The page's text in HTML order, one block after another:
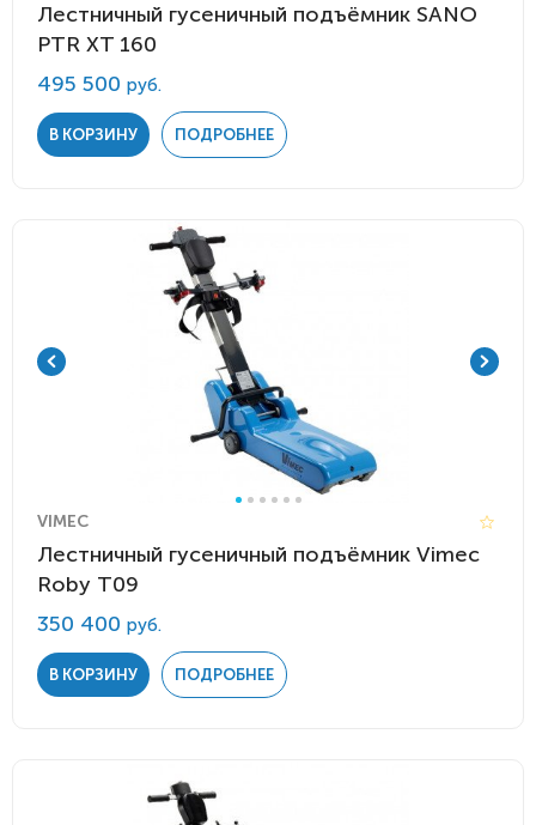
Лестничный гусеничный подъёмник SANO
PTR XT 160
495 500 руб.
В КОРЗИНУ ПОДРОБНЕЕ
VIMEC
Лестничный гусеничный подъёмник Vimec
Roby Т09
350 400 руб.
В КОРЗИНУ ПОДРОБНЕЕ